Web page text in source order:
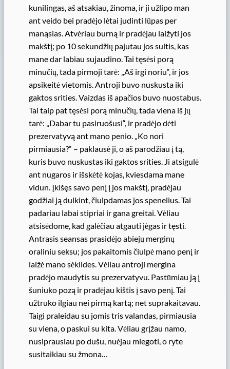
kunilingas, aš atsakiau, žinoma, ir ji užlipo man
ant veido bei pradėjo lėtai judinti lūpas per
manąsias. Atvėriau burną ir pradėjau laižyti jos
makštį; po 10 sekundžių pajutau jos sultis, kas
mane dar labiau sujaudino. Tai tęsėsi porą
minučių, tada pirmoji tarė: „Aš irgi noriu“, ir jos
apsikeitė vietomis. Antroji buvo nuskusta iki
gaktos srities. Vaizdas iš apačios buvo nuostabus.
Tai taip pat tęsėsi porą minučių, tada viena iš jų
tarė: „Dabar tu pasiruošusi“, ir pradėjo dėti
prezervatyvą ant mano penio. „Ko nori
pirmiausia?“ – paklausė ji, o aš parodžiau į tą,
kuris buvo nuskustas iki gaktos srities. Ji atsigulė
ant nugaros ir išskėtė kojas, kviesdama mane
vidun. Įkišęs savo penį į jos makštį, pradėjau
godžiai ją dulkint, čiulpdamas jos spenelius. Tai
padariau labai stipriai ir gana greitai. Vėliau
atsisėdome, kad galėčiau atgauti jėgas ir tęsti.
Antrasis seansas prasidėjo abiejų merginų
oraliniu seksu; jos pakaitomis čiulpė mano penį ir
laižė mano sėklides. Vėliau antroji mergina
pradėjo maudytis su prezervatyvu. Pastūmiau ją į
šuniuko pozą ir pradėjau kištis į savo penį. Tai
užtruko ilgiau nei pirmą kartą; net suprakaitavau.
Taigi praleidau su jomis tris valandas, pirmiausia
su viena, o paskui su kita. Vėliau grįžau namo,
nusiprausiau po dušu, nuėjau miegoti, o ryte
susitaikiau su žmona…